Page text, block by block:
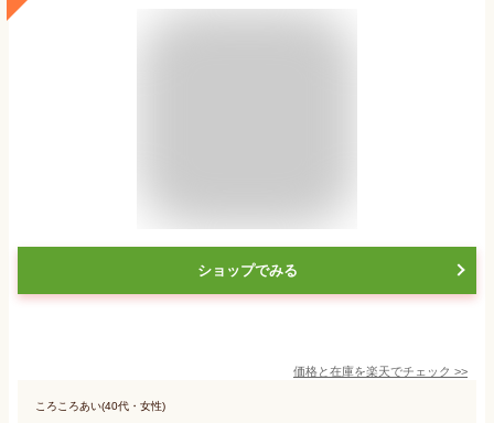
ショップでみる
価格と在庫を楽天でチェック >>
ころころあい(40代・女性)